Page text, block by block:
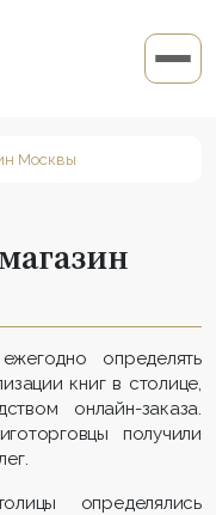
Москвы
определять
книг в столице,
онлайн-заказа.
получили
определялись